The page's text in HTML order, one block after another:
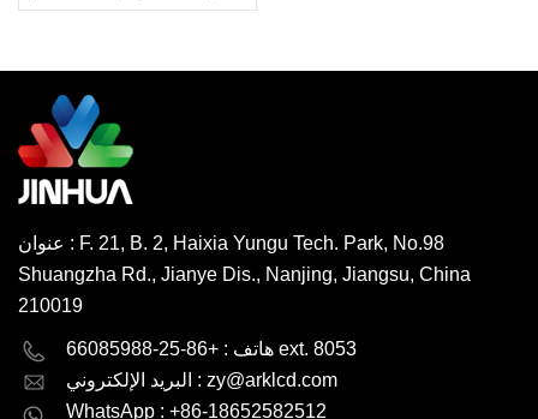
ICST7796SAA85.92x154.21
TNدرجة الحرارة التشغيل.-20
درجة ~ 70 درجة مئويةحجم
التشغيل2.8 فولتلوحة
اللمسبالسعة / المقاومةحماية
البيئةبنفايات HSFأصلالصينعلامة
منصة نقالةرمز النظام
المنسق853120000إنتاجية600000
قطعة / شهرموك1000 قطعة ،
عنوان : F. 21, B. 2, Haixia Yungu Tech. Park, No.98
Shuangzha Rd., Jianye Dis., Nanjing, Jiangsu, China
210019
هاتف : +86-25-66085988 ext. 8053
البريد الإلكتروني : zy@arklcd.com
WhatsApp : +86-18652582512
English Deutsch
русский español